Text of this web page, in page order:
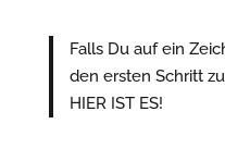
Falls Du auf ein
den ersten Schritt
HIER IST ES!